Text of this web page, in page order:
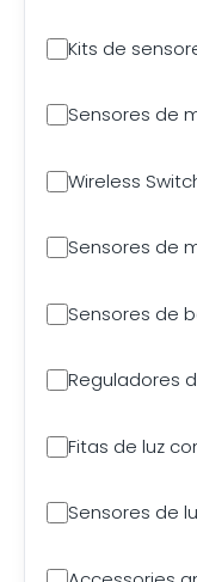
Kits de
Sensores de
Wireless
Sensores de
Sensores de
Reguladores
Fitas de luz
Sensores de